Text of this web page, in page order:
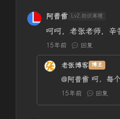
阿普雷 Lv2.初识寒暄
呵呵，老张老师，辛
15年前 回复
老张博客 博主
@阿普雷 呵，每
15年前 回复